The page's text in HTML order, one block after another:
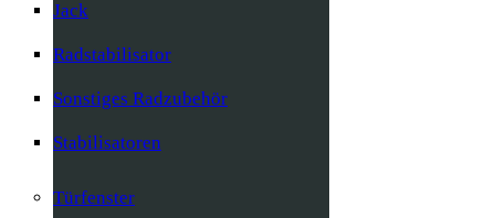
Jack
Radstabilisator
Sonstiges Radzubehör
Stabilisatoren
Türfenster